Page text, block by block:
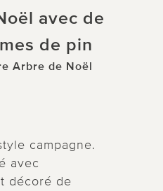
avec de
de pin
Arbre de Noël
campagne.
avec
décoré de